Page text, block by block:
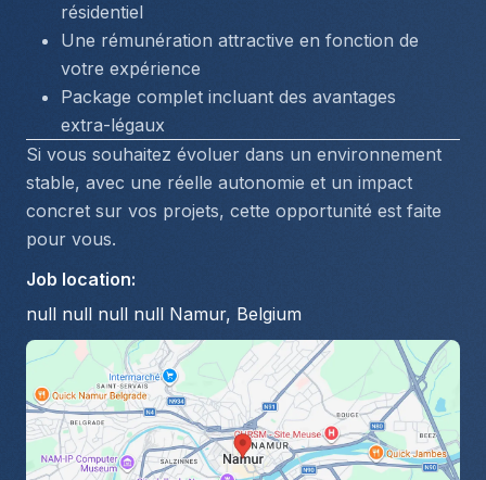
résidentiel
Une rémunération attractive en fonction de
votre expérience
Package complet incluant des avantages
extra-légaux
Si vous souhaitez évoluer dans un environnement
stable, avec une réelle autonomie et un impact
concret sur vos projets, cette opportunité est faite
pour vous.
Job location:
null null null null Namur, Belgium